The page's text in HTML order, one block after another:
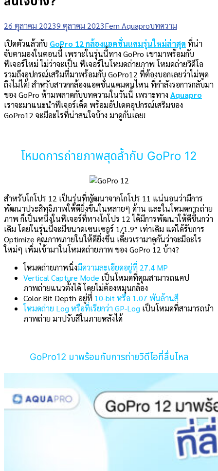
26 ตุลาคม 20239 ตุลาคม 2023Fern Aquaproบทความ
เปิดตัวแล้วกับ GoPro 12 กล้องแอคชั่นแคมรุ่นใหม่ล่าสุด ที่น่า
จับตามองในตอนนี้ เพราะในรุ่นนี้ทาง GoPro เขามาพร้อมกับ
ฟีเจอร์ใหม่ ไม่ว่าจะเป็น ฟีเจอร์ในโหมดถ่ายภาพ โหมดถ่ายวิดีโอ
รวมถึงอุปกรณ์เสริมที่มาพร้อมกับ GoPro12 ที่ต้องบอกเลยว่าไม่พูด
ถึงไม่ได้! สำหรับสาวกกล้องแอคชั่นแคมคนไหน ที่กำลังรอการกลับมา
ของ GoPro ห้ามพลาดกับบทความในวันนี้ เพราะทาง Aquapro
เราจะมาแนะนำฟีเจอร์เด็ด พร้อมอัปเดตอุปกรณ์เสริมของ
GoPro12 จะมีอะไรที่น่าสนใจบ้าง มาดูกันเลย!
โหมดการถ่ายภาพสุดล้ำกับ GoPro 12
สำหรับโกโปร 12 เป็นรุ่นที่พัฒนาจากโกโปร 11 แน่นอนว่ามีการ
พัฒนาประสิทธิภาพให้ดียิ่งขึ้นในหลายๆ ด้าน และในโหมดการถ่าย
ภาพ ก็เป็นหนึ่งในฟีเจอร์ที่ทางโกโปร 12 ได้มีการพัฒนาให้ดีขึ้นกว่า
เดิม โดยในรุ่นนี้จะมีขนาดเซนเซอร์ 1/1.9″ เท่าเดิม แต่ได้รับการ
Optimize คุณภาพภายในให้ดียิ่งขึ้น เดี๋ยวเรามาดูกันว่าจะมีอะไร
ใหม่ๆ เพิ่มเข้ามาในโหมดถ่ายภาพ ของ GoPro 12 บ้าง?
โหมดถ่ายภาพนิ่งมีความละเอียดอยู่ที่ 27.4 MP
Vertical Capture Mode เป็นโหมดที่คุณสามารถแคป
ภาพถ่ายแนวตั้งได้ โดยไม่ต้องหมุนกล้อง
Color Bit Depth อยู่ที่ 10-bit หรือ 1.07 พันล้านสี
โหมดถ่าย Log หรือที่เรียกว่า GP-Log เป็นโหมดที่สามารถนำ
ภาพถ่าย มาปรับสีในภายหลังได้
GoPro12 มาพร้อมกับการถ่ายวิดีโอที่ลื่นไหล